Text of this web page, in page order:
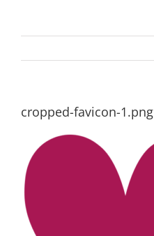
cropped-favicon-1.png